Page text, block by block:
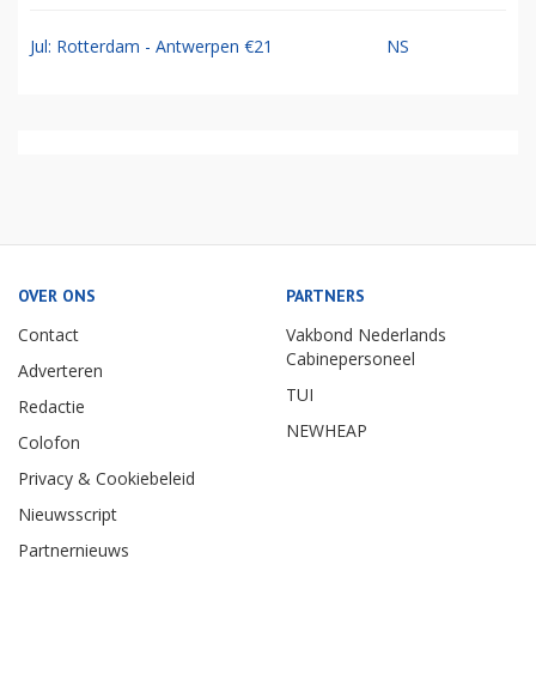
Jul: Rotterdam - Antwerpen €21 NS
OVER ONS
Contact
Adverteren
Redactie
Colofon
Privacy & Cookiebeleid
Nieuwsscript
Partnernieuws
PARTNERS
Vakbond Nederlands
Cabinepersoneel
TUI
NEWHEAP